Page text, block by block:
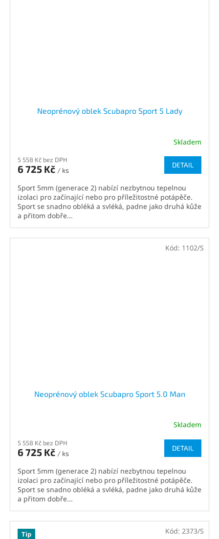
Neoprénový oblek Scubapro Sport 5 Lady
Skladem
5 558 Kč bez DPH
6 725 Kč / ks
DETAIL
Sport 5mm (generace 2) nabízí nezbytnou tepelnou
izolaci pro začínající nebo pro příležitostné potápěče.
Sport se snadno obléká a svléká, padne jako druhá kůže
a přitom dobře...
Neoprénový oblek Scubapro Sport 5.0 Man
Skladem
5 558 Kč bez DPH
6 725 Kč / ks
DETAIL
Sport 5mm (generace 2) nabízí nezbytnou tepelnou
izolaci pro začínající nebo pro příležitostné potápěče.
Sport se snadno obléká a svléká, padne jako druhá kůže
a přitom dobře...
Kód: 1102/S
Tip Kód: 2373/S